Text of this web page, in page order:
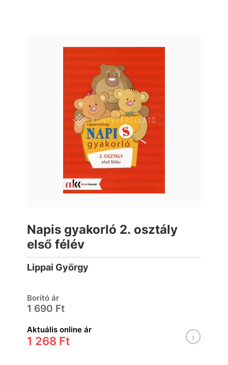
Napis gyakorló 2. osztály
első félév
Lippai György
Borító ár
1 690 Ft
Aktuális online ár
1 268 Ft